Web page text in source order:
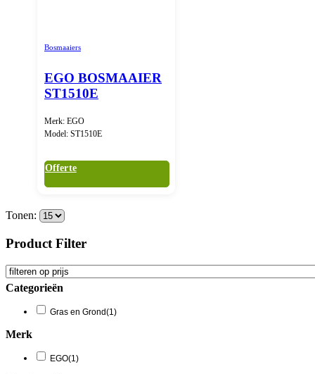
Bosmaaiers
EGO BOSMAAIER
ST1510E
Merk: EGO
Model: ST1510E
Offerte
Tonen:
Product Filter
Categorieën
Gras en Grond(1)
Merk
EGO(1)